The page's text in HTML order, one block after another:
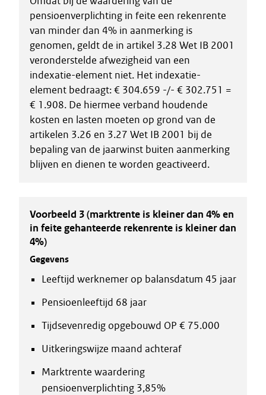
pensioenverplichting in feite een rekenrente
van minder dan 4% in aanmerking is
genomen, geldt de in artikel 3.28 Wet IB 2001
veronderstelde afwezigheid van een
indexatie-element niet. Het indexatie-
element bedraagt: € 304.659 -/- € 302.751 =
€ 1.908. De hiermee verband houdende
kosten en lasten moeten op grond van de
artikelen 3.26 en 3.27 Wet IB 2001 bij de
bepaling van de jaarwinst buiten aanmerking
blijven en dienen te worden geactiveerd.
Voorbeeld 3 (marktrente is kleiner dan 4% en
in feite gehanteerde rekenrente is kleiner dan
4%)
Gegevens
Leeftijd werknemer op balansdatum 45 jaar
Pensioenleeftijd 68 jaar
Tijdsevenredig opgebouwd OP € 75.000
Uitkeringswijze maand achteraf
Marktrente waardering
pensioenverplichting 3,85%